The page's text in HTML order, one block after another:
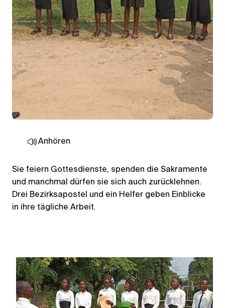
Anhören
Sie feiern Gottesdienste, spenden die Sakramente
und manchmal dürfen sie sich auch zurücklehnen.
Drei Bezirksapostel und ein Helfer geben Einblicke
in ihre tägliche Arbeit.